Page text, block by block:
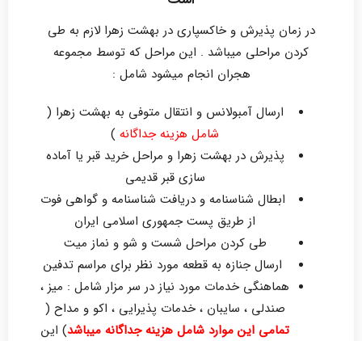
در زمان پذیرش و خاکسپاری در بهشت زهرا لازم به طی
کردن مراحلی میباشد . این مراحل که توسط مجموعه
هجران انجام میشود شامل :
ارسال آمبولانس و انتقال متوفی به بهشت زهرا (
شامل هزینه جداگانه )
پذیرش در بهشت زهرا و مراحل خرید قبر یا آماده
سازی قبر قدیمی
ابطال شناسنامه و دریافت شناسنامه و گواهی فوت
از طریق پست جمهوری اسلامی ایران
طی کردن مراحل شست و شو و نماز میت
ارسال جنازه به قطعه مورد نظر برای مراسم تدفین
هماهنگی خدمات مورد نیاز در سر مزار شامل : میز ،
صندلی ، سایبان ، خدمات پذیرایی ، اکو و مداح (
تمامی این موارد شامل هزینه جداگانه میباشد) این